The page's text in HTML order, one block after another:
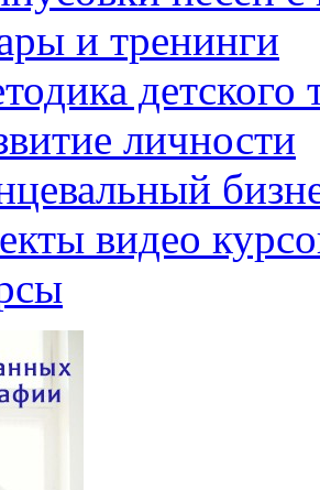
и тренинги
детского
личности
видео